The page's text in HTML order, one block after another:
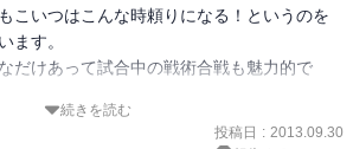
ると「存在感」を放つ選手がいます。上手
然ですが、決してそれだけじゃない。目に
中力等を不思議と感じられ、ワンプレーで
える。そういった見ている側の感覚まで描
じる作品です。
こいつはこんな時頼りになる！というのを
ます。
だけあって試合中の戦術合戦も魅力的で
方針・戦術が違い、それに対する有効なフ
続きを読む
投稿日 : 2013.09.30